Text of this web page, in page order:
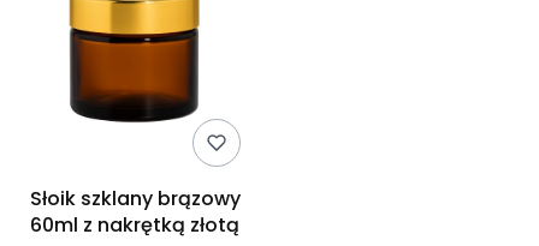
Słoik szklany brązowy
60ml z nakrętką złotą